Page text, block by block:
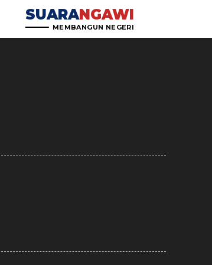
SUARANGAWI
MEMBANGUN NEGERI